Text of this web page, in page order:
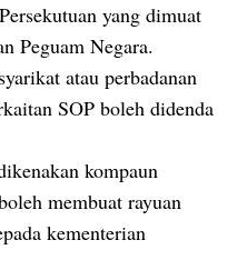
yang dimuat
Peguam Negara.
atau perbadanan
SOP boleh didenda
kompaun
membuat rayuan
kementerian